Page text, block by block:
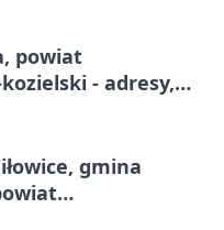
powiat
- adresy,
gmina